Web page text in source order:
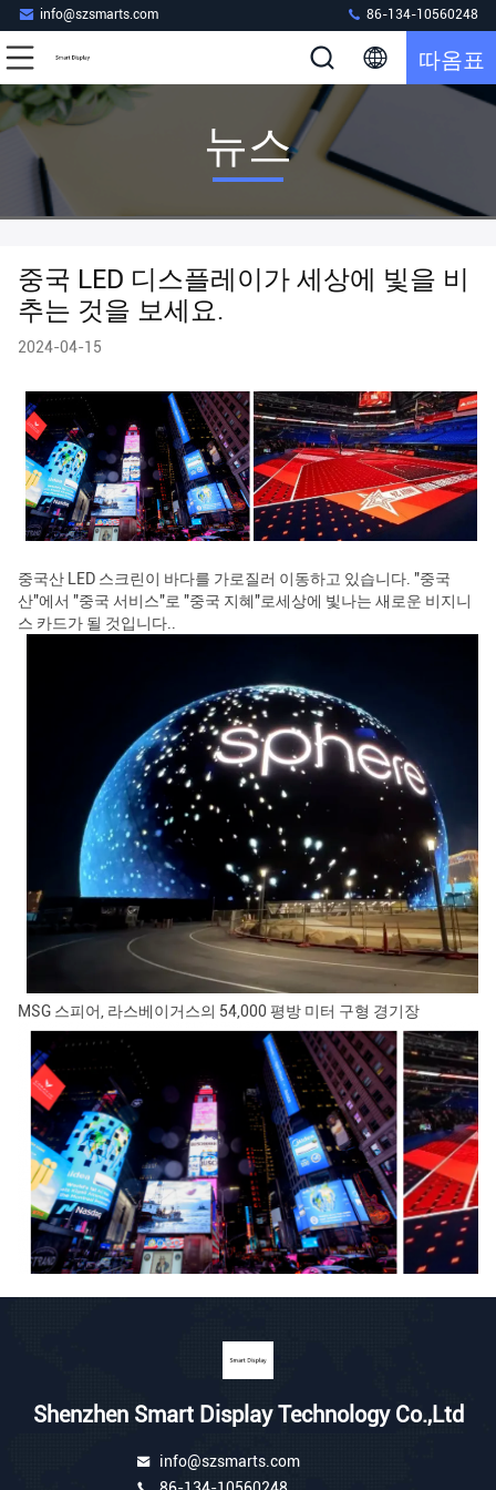
info@szsmarts.com 86-134-10560248
따옴표
뉴스
중국 LED 디스플레이가 세상에 빛을 비
추는 것을 보세요.
2024-04-15
중국산 LED 스크린이 바다를 가로질러 이동하고 있습니다. "중국
산"에서 "중국 서비스"로 "중국 지혜"로세상에 빛나는 새로운 비지니
스 카드가 될 것입니다..
MSG 스피어, 라스베이거스의 54,000 평방 미터 구형 경기장
Shenzhen Smart Display Technology Co.,Ltd
info@szsmarts.com